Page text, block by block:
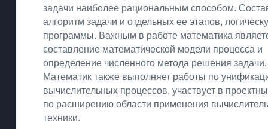
задачи наиболее рациональным способом.
алгоритм задачи и отдельных ее этапов,
программы. Важным в работе математика
составление математической модели процесса и
определение численного метода решения задачи.
Математик также выполняет работы по
вычислительных процессов, участвует в
по расширению области применения
техники.